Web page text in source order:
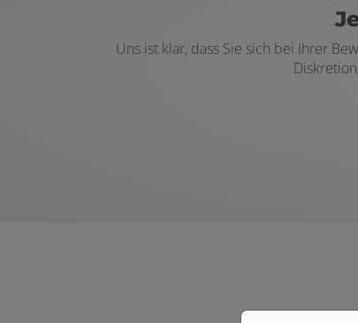
Uns ist klar, dass Sie sich bei Ihrer